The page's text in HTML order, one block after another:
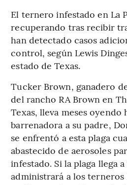
El ternero infestado en La
recuperando tras recibir
han detectado casos
control, según Lewis
estado de Texas.
Tucker Brown, ganadero
del rancho RA Brown en
Texas, lleva meses oyendo
barrenadora a su padre,
se enfrentó a esta plaga
abastecido de aerosoles
infestado. Si la plaga llega
administrará a los